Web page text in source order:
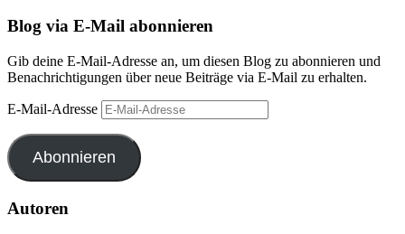
Blog via E-Mail abonnieren
Gib deine E-Mail-Adresse an, um diesen Blog zu abonnieren und
Benachrichtigungen über neue Beiträge via E-Mail zu erhalten.
E-Mail-Adresse
Abonnieren
Autoren